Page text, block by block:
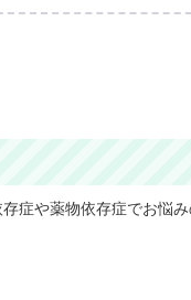
症や薬物依存症でお悩